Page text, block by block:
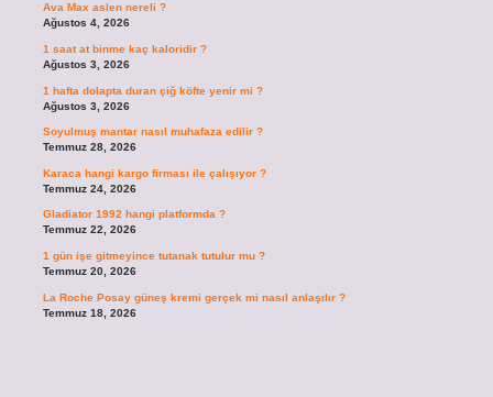
Ava Max aslen nereli ?
Ağustos 4, 2026
1 saat at binme kaç kaloridir ?
Ağustos 3, 2026
1 hafta dolapta duran çiğ köfte yenir mi ?
Ağustos 3, 2026
Soyulmuş mantar nasıl muhafaza edilir ?
Temmuz 28, 2026
Karaca hangi kargo firması ile çalışıyor ?
Temmuz 24, 2026
Gladiator 1992 hangi platformda ?
Temmuz 22, 2026
1 gün işe gitmeyince tutanak tutulur mu ?
Temmuz 20, 2026
La Roche Posay güneş kremi gerçek mi nasıl anlaşılır ?
Temmuz 18, 2026